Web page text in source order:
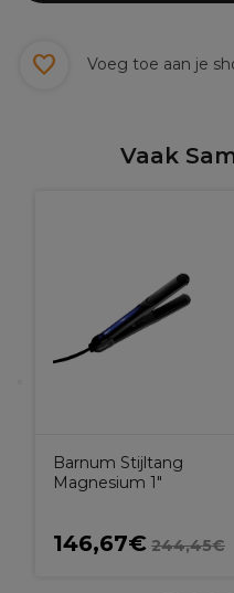
Voeg toe aan je
Vaak
Barnum Stijltang
Magnesium 1"
146,67€ 244,45€